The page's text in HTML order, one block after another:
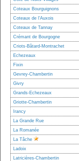
Coteaux Bourguignons
Coteaux de l'Auxois
Coteaux de Tannay
Crémant de Bourgogne
Criots-Bâtard-Montrachet
Echezeaux
Fixin
Gevrey-Chambertin
Givry
Grands-Echezeaux
Griotte-Chambertin
Irancy
La Grande Rue
La Romanée
La Tâche
Ladoix
Latricières-Chambertin